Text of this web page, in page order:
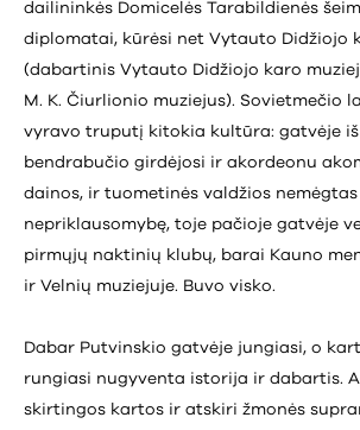
dailininkės Domicelės Tarabildienės
diplomatai, kūrėsi net Vytauto Didžiojo
(dabartinis Vytauto Didžiojo karo
M. K. Čiurlionio muziejus). Sovietmečio
vyravo truputį kitokia kultūra: gatvėje
bendrabučio girdėjosi ir akordeonu
dainos, ir tuometinės valdžios
nepriklausomybę, toje pačioje gatvėje
pirmųjų naktinių klubų, barai Kauno
ir Velnių muziejuje. Buvo visko.
Dabar Putvinskio gatvėje jungiasi, o
rungiasi nugyventa istorija ir dabartis.
skirtingos kartos ir atskiri žmonės